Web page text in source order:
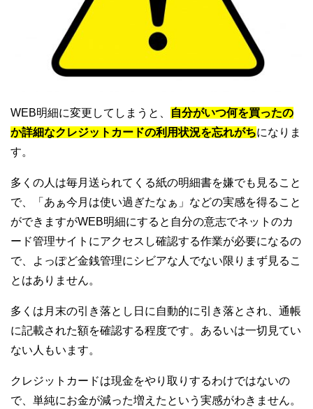
WEB明細に変更してしまうと、
自分がいつ何を買ったの
か詳細なクレジットカードの利用状況を忘れがちになりま
す。
多くの人は毎月送られてくる紙の明細書を嫌でも見ること
で、「あぁ今月は使い過ぎたなぁ」などの実感を得ること
ができますがWEB明細にすると自分の意志でネットのカ
ード管理サイトにアクセスし確認する作業が必要になるの
で、よっぽど金銭管理にシビアな人でない限りまず見るこ
とはありません。
多くは月末の引き落とし日に自動的に引き落とされ、通帳
に記載された額を確認する程度です。あるいは一切見てい
ない人もいます。
クレジットカードは現金をやり取りするわけではないの
で、単純にお金が減った増えたという実感がわきません。